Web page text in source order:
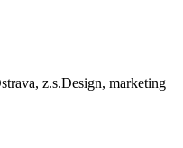
z.s.Design, marketing